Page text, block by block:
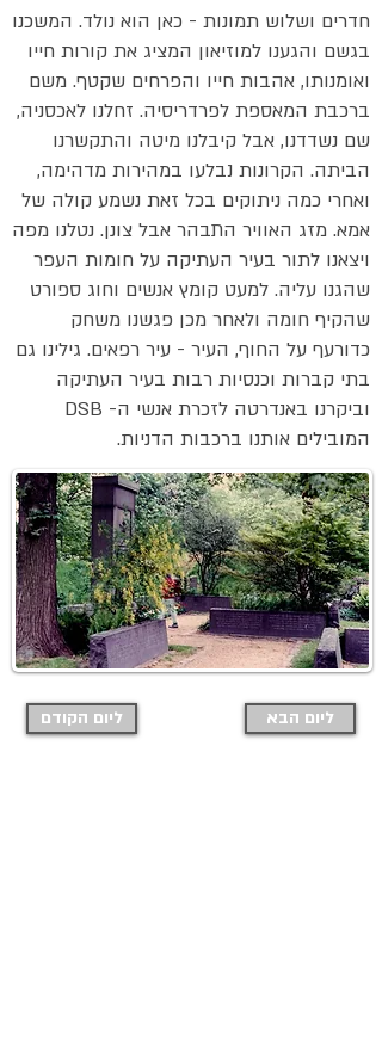
חדרים ושלוש תמונות - כאן הוא נולד. המשכנו
בגשם והגענו למוזיאון המציג את קורות חייו
ואומנותו, אהבות חייו והפרחים שקטף. משם
ברכבת המאספת לפרדריסיה. זחלנו לאכסניה,
שם נשדדנו, אבל קיבלנו מיטה והתקשרנו
הביתה. הקרונות נבלעו במהירות מדהימה,
ואחרי כמה ניתוקים בכל זאת נשמע קולה של
אמא. מזג האוויר התבהר אבל צונן. נטלנו מפה
ויצאנו לתור בעיר העתיקה על חומות העפר
שהגנו עליה. למעט קומץ אנשים וחוג ספורט
שהקיף חומה ולאחר מכן פגשנו משחק
כדורעף על החוף, העיר - עיר רפאים. גילינו גם
בתי קברות וכנסיות רבות בעיר העתיקה
וביקרנו באנדרטה לזכרת אנשי ה- DSB
המובילים אותנו ברכבות הדניות.
ליום הקודם ליום הבא